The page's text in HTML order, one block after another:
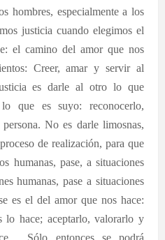
hombres, especialmente a los
justicia cuando elegimos el
el camino del amor que nos
Creer, amar y servir al
es darle al otro lo que
que es suyo: reconocerlo,
No es darle limosnas,
de realización, para que
humanas, pase, a situaciones
humanas, pase a situaciones
es el del amor que nos hace:
hace; aceptarlo, valorarlo y
Sólo entonces se podrá